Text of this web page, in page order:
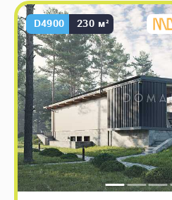
D4900 230 м²